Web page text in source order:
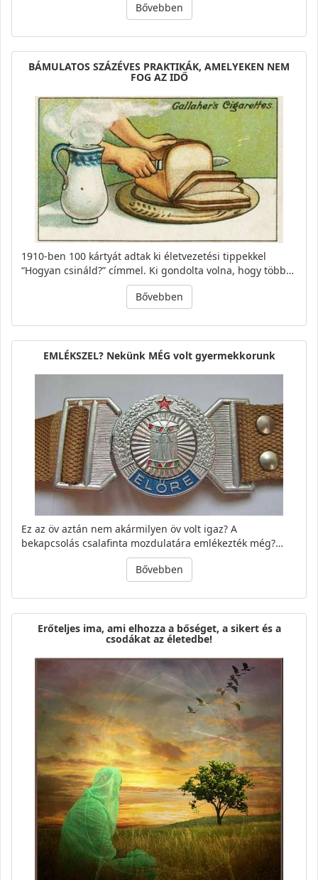
Bővebben
BÁMULATOS SZÁZÉVES PRAKTIKÁK, AMELYEKEN NEM
FOG AZ IDŐ
1910-ben 100 kártyát adtak ki életvezetési tippekkel
“Hogyan csináld?” címmel. Ki gondolta volna, hogy több…
Bővebben
EMLÉKSZEL? Nekünk MÉG volt gyermekkorunk
Ez az öv aztán nem akármilyen öv volt igaz? A
bekapcsolás csalafinta mozdulatára emlékezték még?…
Bővebben
Erőteljes ima, ami elhozza a bőséget, a sikert és a
csodákat az életedbe!